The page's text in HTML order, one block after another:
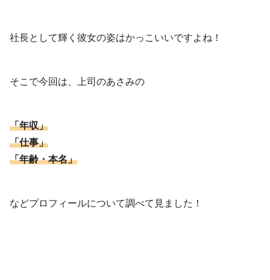
社長として輝く彼女の姿はかっこいいですよね！
そこで今回は、上司のあさみの
「年収」
「仕事」
「年齢・本名」
などプロフィールについて調べて見ました！